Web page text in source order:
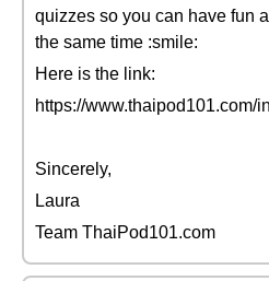
quizzes so you can have fun
the same time :smile:
Here is the link:
https://www.thaipod101.com/
Sincerely,
Laura
Team ThaiPod101.com